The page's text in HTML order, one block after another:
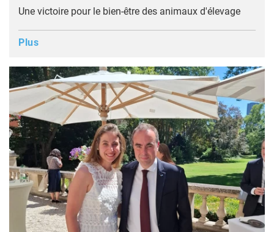
Une victoire pour le bien-être des animaux d'élevage
Plus